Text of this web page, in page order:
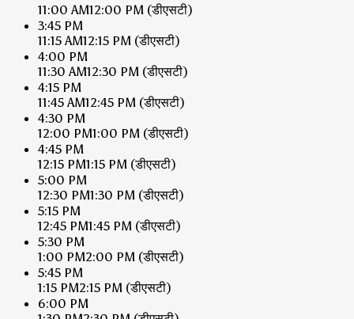
11:00 AM12:00 PM (डीएसटी)
3:45 PM
11:15 AM12:15 PM (डीएसटी)
4:00 PM
11:30 AM12:30 PM (डीएसटी)
4:15 PM
11:45 AM12:45 PM (डीएसटी)
4:30 PM
12:00 PM1:00 PM (डीएसटी)
4:45 PM
12:15 PM1:15 PM (डीएसटी)
5:00 PM
12:30 PM1:30 PM (डीएसटी)
5:15 PM
12:45 PM1:45 PM (डीएसटी)
5:30 PM
1:00 PM2:00 PM (डीएसटी)
5:45 PM
1:15 PM2:15 PM (डीएसटी)
6:00 PM